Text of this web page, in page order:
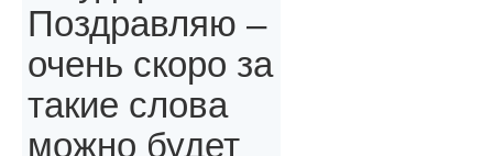
Поздравляю –
очень скоро за
такие слова
можно будет